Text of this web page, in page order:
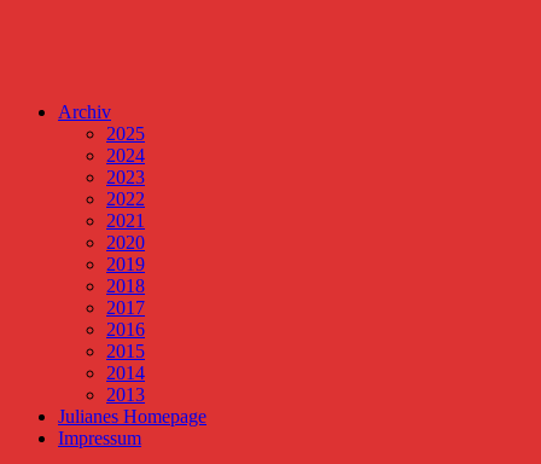
Archiv
2025
2024
2023
2022
2021
2020
2019
2018
2017
2016
2015
2014
2013
Julianes Homepage
Impressum